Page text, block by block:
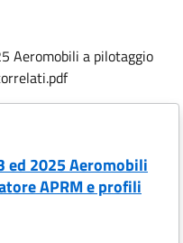
Aeromobili a pilotaggio
ed 2025 Aeromobili
APRM e profili